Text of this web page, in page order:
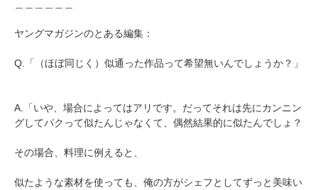
ヤングマガジンのとある編集：
Q.「（ほぼ同じく）似通った作品って希望無いんでしょうか？」
A.「いや、場合によってはアリです。だってそれは先にカンニン
グしてパクって似たんじゃなくて、偶然結果的に似たんでしょ？
その場合、料理に例えると、
似たような素材を使っても、俺の方がシェフとしてずっと美味い